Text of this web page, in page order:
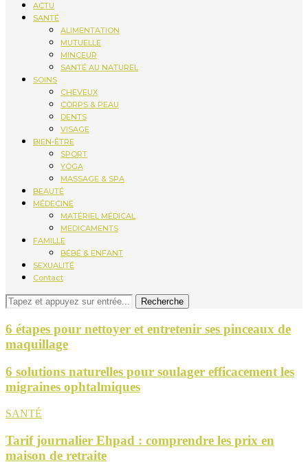
ACTU
SANTÉ
ALIMENTATION
MUTUELLE
MINCEUR
SANTÉ AU NATUREL
SOINS
CHEVEUX
CORPS & PEAU
DENTS
VISAGE
BIEN-ÊTRE
SPORT
YOGA
MASSAGE & SPA
BEAUTÉ
MÉDECINE
MATÉRIEL MÉDICAL
MEDICAMENTS
FAMILLE
BÉBÉ & ENFANT
SEXUALITÉ
Contact
Recherche
6 étapes pour nettoyer et entretenir ses pinceaux de
maquillage
6 solutions naturelles pour soulager efficacement les
migraines ophtalmiques
SANTÉ
Tarif journalier Ehpad : comprendre les prix en
maison de retraite